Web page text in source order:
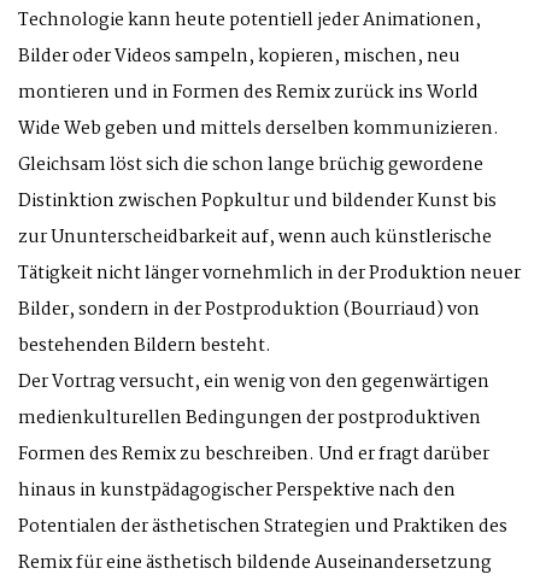
Technologie kann heute potentiell jeder Animationen,
Bilder oder Videos sampeln, kopieren, mischen, neu
montieren und in Formen des Remix zurück ins World
Wide Web geben und mittels derselben kommunizieren.
Gleichsam löst sich die schon lange brüchig gewordene
Distinktion zwischen Popkultur und bildender Kunst bis
zur Ununterscheidbarkeit auf, wenn auch künstlerische
Tätigkeit nicht länger vornehmlich in der Produktion neuer
Bilder, sondern in der Postproduktion (Bourriaud) von
bestehenden Bildern besteht.
Der Vortrag versucht, ein wenig von den gegenwärtigen
medienkulturellen Bedingungen der postproduktiven
Formen des Remix zu beschreiben. Und er fragt darüber
hinaus in kunstpädagogischer Perspektive nach den
Potentialen der ästhetischen Strategien und Praktiken des
Remix für eine ästhetisch bildende Auseinandersetzung